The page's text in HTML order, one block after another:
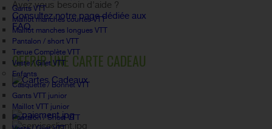
Gants VTT
Maillot manches courtes VTT
Maillot manches longues VTT
Pantalon / short VTT
Tenue Complète VTT
Veste / Gilet VTT
Enfants
Casquette / Bonnet VTT
Gants VTT junior
Maillot VTT junior
Pantalon / Short VTT
Avez vous besoin d'aide ?
Consultez notre page dédiée aux
FAQ.
OFFRIR UNE CARTE CADEAU